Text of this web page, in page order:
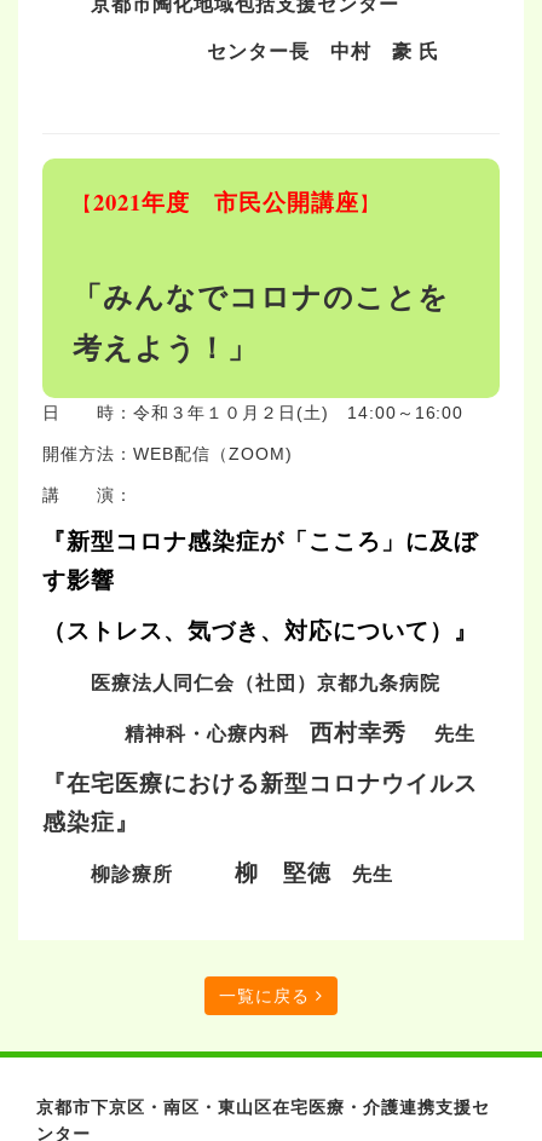
センター長 中村 豪 氏
【2021年度 市民公開講座】
「みんなでコロナのことを
考えよう！」
日 時：令和３年１０月２日(土) 14:00～16:00
開催方法：WEB配信（ZOOM)
講 演：
『新型コロナ感染症が「こころ」に及ぼ
す影響
（ストレス、気づき、対応について）』
医療法人同仁会（社団）京都九条病院
精神科・心療内科 西村幸秀 先生
『在宅医療における新型コロナウイルス
感染症』
柳診療所 柳 堅徳先生
一覧に戻る
京都市下京区・南区・東山区在宅医療・介護連携支援セ
ンター